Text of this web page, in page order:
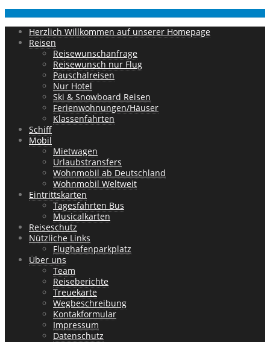
Herzlich Willkommen auf unserer Homepage
Reisen
Reisewunschanfrage
Reisewunsch nur Flug
Pauschalreisen
Nur Hotel
Ski & Snowboard Reisen
Ferienwohnungen/Häuser
Klassenfahrten
Schiff
Mobil
Mietwagen
Urlaubstransfers
Wohnmobil ab Deutschland
Wohnmobil Weltweit
Eintrittskarten
Tagesfahrten Bus
Musicalkarten
Reiseschutz
Nützliche Links
Flughafenparkplatz
Über uns
Team
Reiseberichte
Treuekarte
Wegbeschreibung
Kontakformular
Impressum
Datenschutz